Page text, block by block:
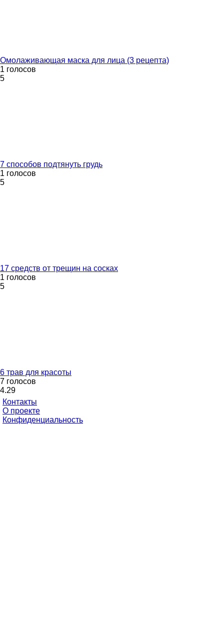
Омолаживающая маска для лица (3 рецепта)
1 голосов
5
7 способов подтянуть грудь
1 голосов
5
17 средств от трещин на сосках
1 голосов
5
6 трав для красоты
7 голосов
4.29
Контакты
О проекте
Конфиденциальность